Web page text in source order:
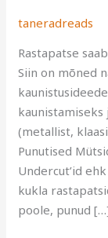
taneradreads
Rastapatse
Siin on mõned
kaunistamiseks
(metallist,
Punutised
Undercut’id
kukla
poole, punud
(stiilinäited)